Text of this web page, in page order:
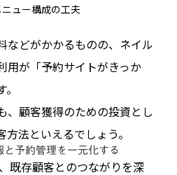
ュー構成の工夫
などがかかるものの、ネイル
用が「予約サイトがきっか
、顧客獲得のための投資とし
法といえるでしょう。
予約管理を一元化する
既存顧客とのつながりを深